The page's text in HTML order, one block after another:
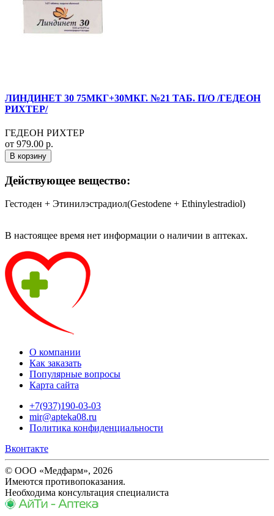
ЛИНДИНЕТ 30 75МКГ+30МКГ. №21 ТАБ. П/О /ГЕДЕОН
РИХТЕР/
ГЕДЕОН РИХТЕР
от 979.00 р.
В корзину
Действующее вещество:
Гестоден + Этинилэстрадиол(Gestodene + Ethinylestradiol)
В настоящее время нет информации о наличии в аптеках.
О компании
Как заказать
Популярные вопросы
Карта сайта
+7(937)190-03-03
mir@apteka08.ru
Политика конфиденциальности
Вконтакте
© ООО «Медфарм», 2026
Имеются противопоказания.
Необходима консультация специалиста